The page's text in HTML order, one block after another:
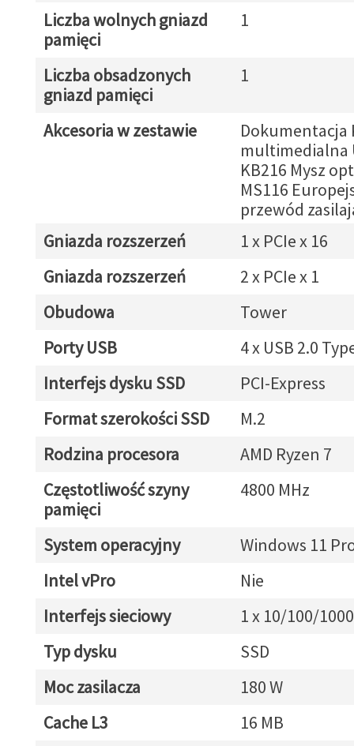
Liczba wolnych gniazd
pamięci
1
Liczba obsadzonych
gniazd pamięci
1
Akcesoria w zestawie
Dokumentacja
multimedialna
KB216 Mysz
MS116
przewód
Gniazda rozszerzeń
1 x PCIe x 16
Gniazda rozszerzeń
2 x PCIe x 1
Obudowa
Tower
Porty USB
4 x USB 2.0
Interfejs dysku SSD
PCI-Express
Format szerokości SSD
M.2
Rodzina procesora
AMD Ryzen 7
Częstotliwość szyny
pamięci
4800 MHz
System operacyjny
Windows 11
Intel vPro
Nie
Interfejs sieciowy
1 x 10/100/
Typ dysku
SSD
Moc zasilacza
180 W
Cache L3
16 MB